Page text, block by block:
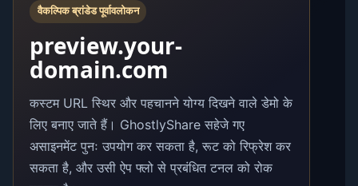
वैकल्पिक ब्रांडेड पूर्वावलोकन
preview.your-
domain.com
कस्टम URL स्थिर और पहचानने योग्य दिखने वाले डेमो के
लिए बनाए जाते हैं। GhostlyShare सहेजे गए
असाइनमेंट पुनः उपयोग कर सकता है, रूट को रिफ्रेश कर
सकता है, और उसी ऐप फ्लो से प्रबंधित टनल को रोक